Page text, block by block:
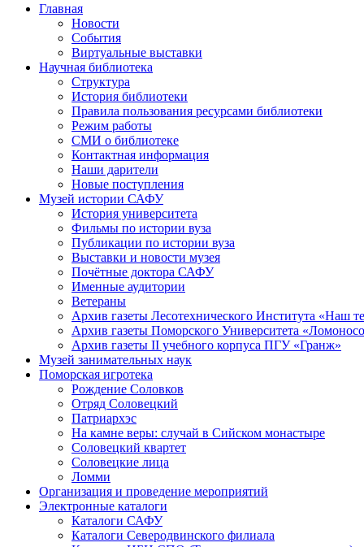
Главная
Новости
События
Виртуальные выставки
Научная библиотека
Структура
История библиотеки
Правила пользования ресурсами библиотеки
Режим работы
СМИ о библиотеке
Контактная информация
Наши дарители
Новые поступления
Музей истории САФУ
История университета
Фильмы по истории вуза
Публикации по истории вуза
Выставки и новости музея
Почётные доктора САФУ
Именные аудитории
Ветераны
Архив газеты Лесотехнического Института «Наш
Архив газеты Поморского Университета
Архив газеты II учебного корпуса ПГУ «Гранж»
Музей занимательных наук
Поморская игротека
Рождение Соловков
Отряд Соловецкий
Патриархэс
На камне веры: случай в Сийском монастыре
Соловецкий квартет
Соловецкие лица
Ломми
Организация и проведение мероприятий
Электронные каталоги
Каталоги САФУ
Каталоги Северодвинского филиала